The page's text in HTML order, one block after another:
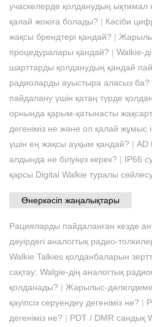
учаскелерде қолданудың ықтимал
қалай жоюға болады? | Кәсіби
жақсы брендтері қандай? |
процедуралары қандай? | Walkie-
шарттарды қолданудың қандай
радиоларды ауыстыра аласыз ба?
пайдалану үшін қатаң түрде
орнында қарым-қатынасты
дегеніміз не және ол қалай жұмыс
үшін ең жақсы ауқым қандай? | AD
алдында не білуіңіз керек? | IP66
қарсы Digital Walkie туралы
Өнеркәсіп жаңалықтары
Рацияларды пайдаланған кезде
дәуірдегі аналогтық радио-
Walkie Talkies қолданбаларын
сақтау: Walgie-дің аналогтық
қолданады? | Жарылыс-дәлелдеме-
қауіпсіз серуендеу дегеніміз не? |
дегеніміз не? | PDT / DMR сандық